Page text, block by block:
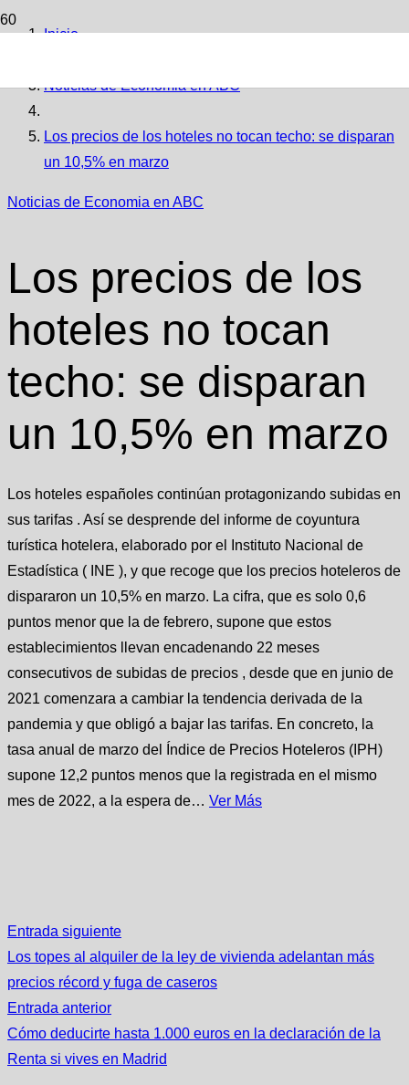
Inicio
Noticias de Economia en ABC
Los precios de los hoteles no tocan techo: se disparan
un 10,5% en marzo
Noticias de Economia en ABC
Los precios de los
hoteles no tocan
techo: se disparan
un 10,5% en marzo
Los hoteles españoles continúan protagonizando subidas en
sus tarifas . Así se desprende del informe de coyuntura
turística hotelera, elaborado por el Instituto Nacional de
Estadística ( INE ), y que recoge que los precios hoteleros de
dispararon un 10,5% en marzo. La cifra, que es solo 0,6
puntos menor que la de febrero, supone que estos
establecimientos llevan encadenando 22 meses
consecutivos de subidas de precios , desde que en junio de
2021 comenzara a cambiar la tendencia derivada de la
pandemia y que obligó a bajar las tarifas. En concreto, la
tasa anual de marzo del Índice de Precios Hoteleros (IPH)
supone 12,2 puntos menos que la registrada en el mismo
mes de 2022, a la espera de… Ver Más
Entrada siguiente
Los topes al alquiler de la ley de vivienda adelantan más
precios récord y fuga de caseros
Entrada anterior
Cómo deducirte hasta 1.000 euros en la declaración de la
Renta si vives en Madrid